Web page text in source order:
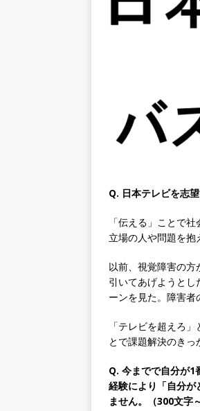
Q. 日本テレビを志
「伝える」ことで
立場の人や問題を抱
以前、視覚障害の
引いてあげようと
ーンを見た。障害者
「テレビを超えろ
とで課題解決のきっ
Q. 今までで自分が1
経験により「自分
ません。（300文字